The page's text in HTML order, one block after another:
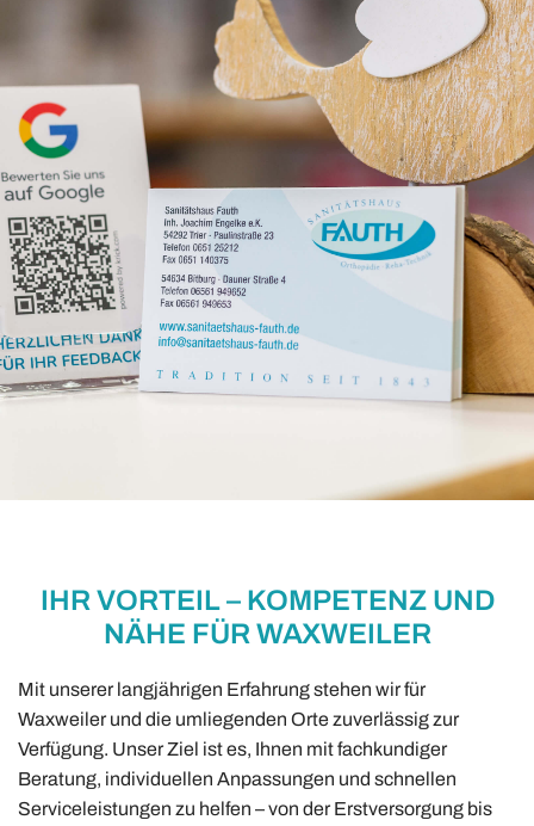
IHR VORTEIL – KOMPETENZ UND
NÄHE FÜR WAXWEILER
Mit unserer langjährigen Erfahrung stehen wir für
Waxweiler und die umliegenden Orte zuverlässig zur
Verfügung. Unser Ziel ist es, Ihnen mit fachkundiger
Beratung, individuellen Anpassungen und schnellen
Serviceleistungen zu helfen – von der Erstversorgung bis